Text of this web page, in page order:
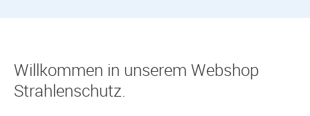
Willkommen in unserem Webshop
Strahlenschutz.